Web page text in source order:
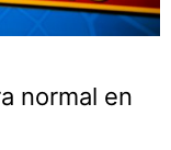
normal en